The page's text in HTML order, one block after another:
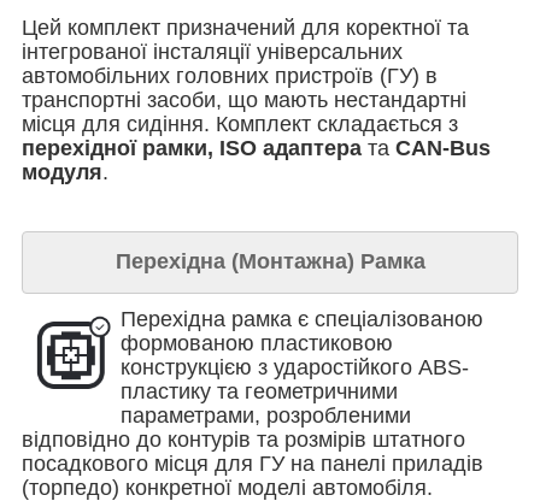
Цей комплект призначений для коректної та
інтегрованої інсталяції універсальних
автомобільних головних пристроїв (ГУ) в
транспортні засоби, що мають нестандартні
місця для сидіння. Комплект складається з
перехідної рамки, ISO адаптера та CAN-Bus
модуля.
Перехідна (Монтажна) Рамка
Перехідна рамка є спеціалізованою
формованою пластиковою
конструкцією з ударостійкого ABS-
пластику та геометричними
параметрами, розробленими
відповідно до контурів та розмірів штатного
посадкового місця для ГУ на панелі приладів
(торпедо) конкретної моделі автомобіля.